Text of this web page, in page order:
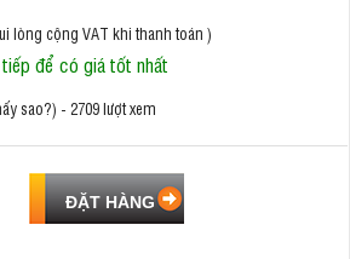
lòng cộng VAT khi thanh toán )
để có giá tốt nhất
sao?) - 2709 lượt xem